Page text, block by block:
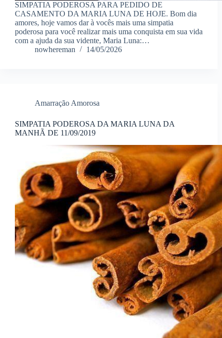
SIMPATIA PODEROSA PARA PEDIDO DE
CASAMENTO DA MARIA LUNA DE HOJE. Bom dia
amores, hoje vamos dar à vocês mais uma simpatia
poderosa para você realizar mais uma conquista em sua vida
com a ajuda da sua vidente, Maria Luna:…
nowhereman
14/05/2026
Amarração Amorosa
SIMPATIA PODEROSA DA MARIA LUNA DA
MANHÃ DE 11/09/2019